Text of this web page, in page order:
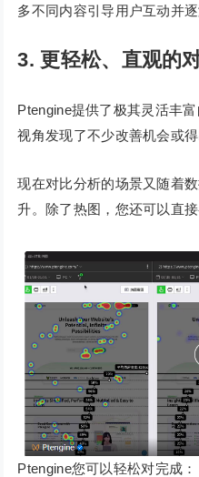
多不同内容引导用户互动并
3. 更轻松、直观的
Ptengine提供了极其灵活丰
视角发现了不少改善机会或得
现在对比分析的场景又随着
升。除了热图，您还可以直
Ptengine您可以轻松对完成：